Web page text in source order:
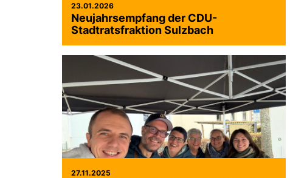
23.01.2026
Neujahrsempfang der CDU-
Stadtratsfraktion Sulzbach
27.11.2025